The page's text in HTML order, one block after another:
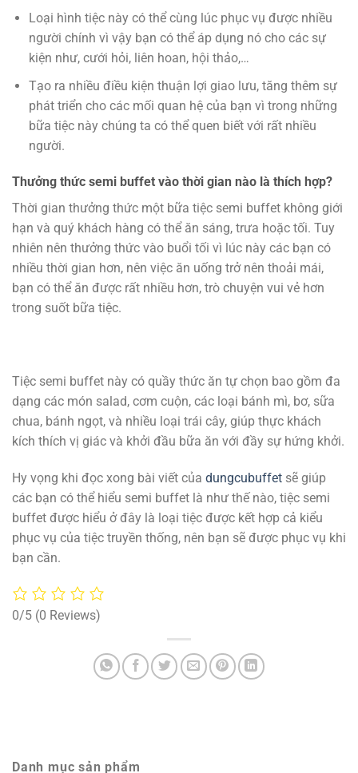
Loại hình tiệc này có thể cùng lúc phục vụ được nhiều
người chính vì vậy bạn có thể áp dụng nó cho các sự
kiện như, cưới hỏi, liên hoan, hội thảo,…
Tạo ra nhiều điều kiện thuận lợi giao lưu, tăng thêm sự
phát triển cho các mối quan hệ của bạn vì trong những
bữa tiệc này chúng ta có thể quen biết với rất nhiều
người.
Thưởng thức semi buffet vào thời gian nào là thích hợp?
Thời gian thưởng thức một bữa tiệc semi buffet không giới
hạn và quý khách hàng có thể ăn sáng, trưa hoặc tối. Tuy
nhiên nên thưởng thức vào buổi tối vì lúc này các bạn có
nhiều thời gian hơn, nên việc ăn uống trở nên thoải mái,
bạn có thể ăn được rất nhiều hơn, trò chuyện vui vẻ hơn
trong suốt bữa tiệc.
Tiệc semi buffet này có quầy thức ăn tự chọn bao gồm đa
dạng các món salad, cơm cuộn, các loại bánh mì, bơ, sữa
chua, bánh ngọt, và nhiều loại trái cây, giúp thực khách
kích thích vị giác và khởi đầu bữa ăn với đầy sự hứng khởi.
Hy vọng khi đọc xong bài viết của dungcubuffet sẽ giúp
các bạn có thể hiểu semi buffet là như thế nào, tiệc semi
buffet được hiểu ở đây là loại tiệc được kết hợp cả kiểu
phục vụ của tiệc truyền thống, nên bạn sẽ được phục vụ khi
bạn cần.
0/5 (0 Reviews)
Danh mục sản phẩm